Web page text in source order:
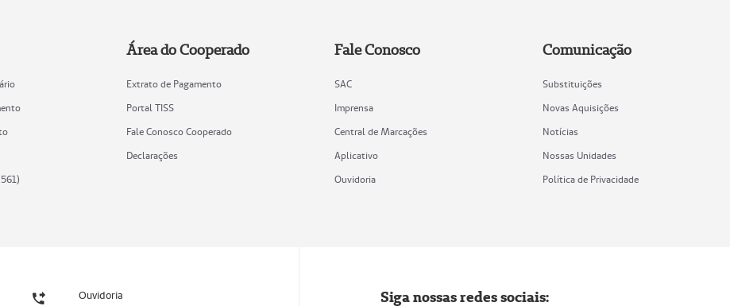
Área do Cooperado
Extrato de Pagamento
Portal TISS
Fale Conosco Cooperado
Declarações
Fale Conosco
SAC
Imprensa
Central de Marcações
Aplicativo
Ouvidoria
Comunicação
Substituições
Novas Aquisições
Notícias
Nossas Unidades
Política de Privacidade
Ouvidoria Siga nossas redes sociais: